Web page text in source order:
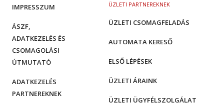
ÜZLETI PARTNEREKNEK
ÜZLETI CSOMAGFELADÁS
AUTOMATA KERESŐ
ELSŐ LÉPÉSEK
ÜZLETI ÁRAINK
ÜZLETI ÜGYFÉLSZOLGÁLAT
IMPRESSZUM
ÁSZF,
ADATKEZELÉS ÉS
CSOMAGOLÁSI
ÚTMUTATÓ
ADATKEZELÉS
PARTNEREKNEK